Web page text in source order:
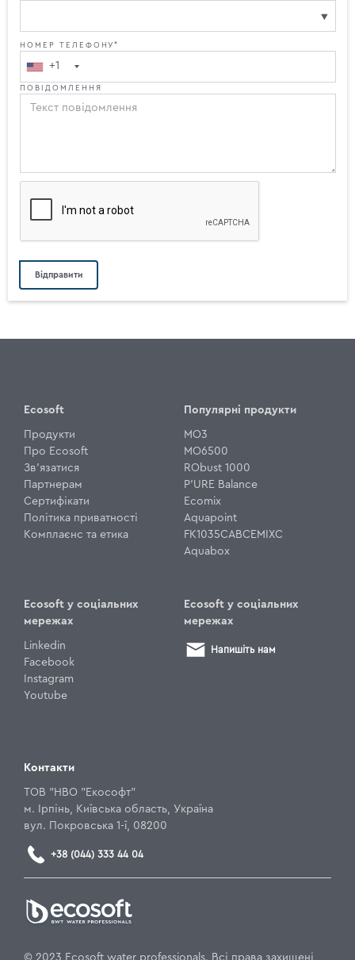
НОМЕР ТЕЛЕФОНУ*
+1
ПОВІДОМЛЕННЯ
Ecosoft
Продукти
Про Ecosoft
Зв'язатися
Партнерам
Сертифікати
Політика приватності
Комплаєнс та етика
Популярні продукти
MO3
MO6500
RObust 1000
P'URE Balance
Ecomix
Aquapoint
FK1035CABCEMIXC
Aquabox
Ecosoft у соціальних
мережах
Linkedin
Facebook
Instagram
Youtube
Ecosoft у соціальних
мережах
Напишіть нам
Контакти
ТОВ "НВО "Екософт"
м. Ірпінь, Київська область, Україна
вул. Покровська 1-ї, 08200
+38 (044) 333 44 04
© 2023 Ecosoft water professionals. Всі права захищені